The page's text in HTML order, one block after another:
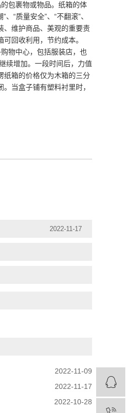
包裹物或物品。纸箱的体
“质量安全”、“不翻滚”、
、维护商品、美观的重要责
回收利用，节约成本。
物中心，包括服装店，也
续增加。一段时间后，力值
纸箱的价格仅为木箱的三分
当盒子铺有塑料衬里时，
2022-11-17
2022-11-09
2022-11-17
2022-10-28